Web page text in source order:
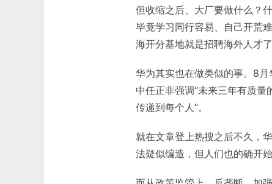
但收缩之后、大厂要做什么？
毕竟学习同行容易、自己开荒
海开分基地就是招聘海外人才
华为其实也在做类似的事。8
中任正非强调“未来三年有质量
传递到每个人”。
就在文章登上热搜之后不久，
法疑似编造，但人们也的确开